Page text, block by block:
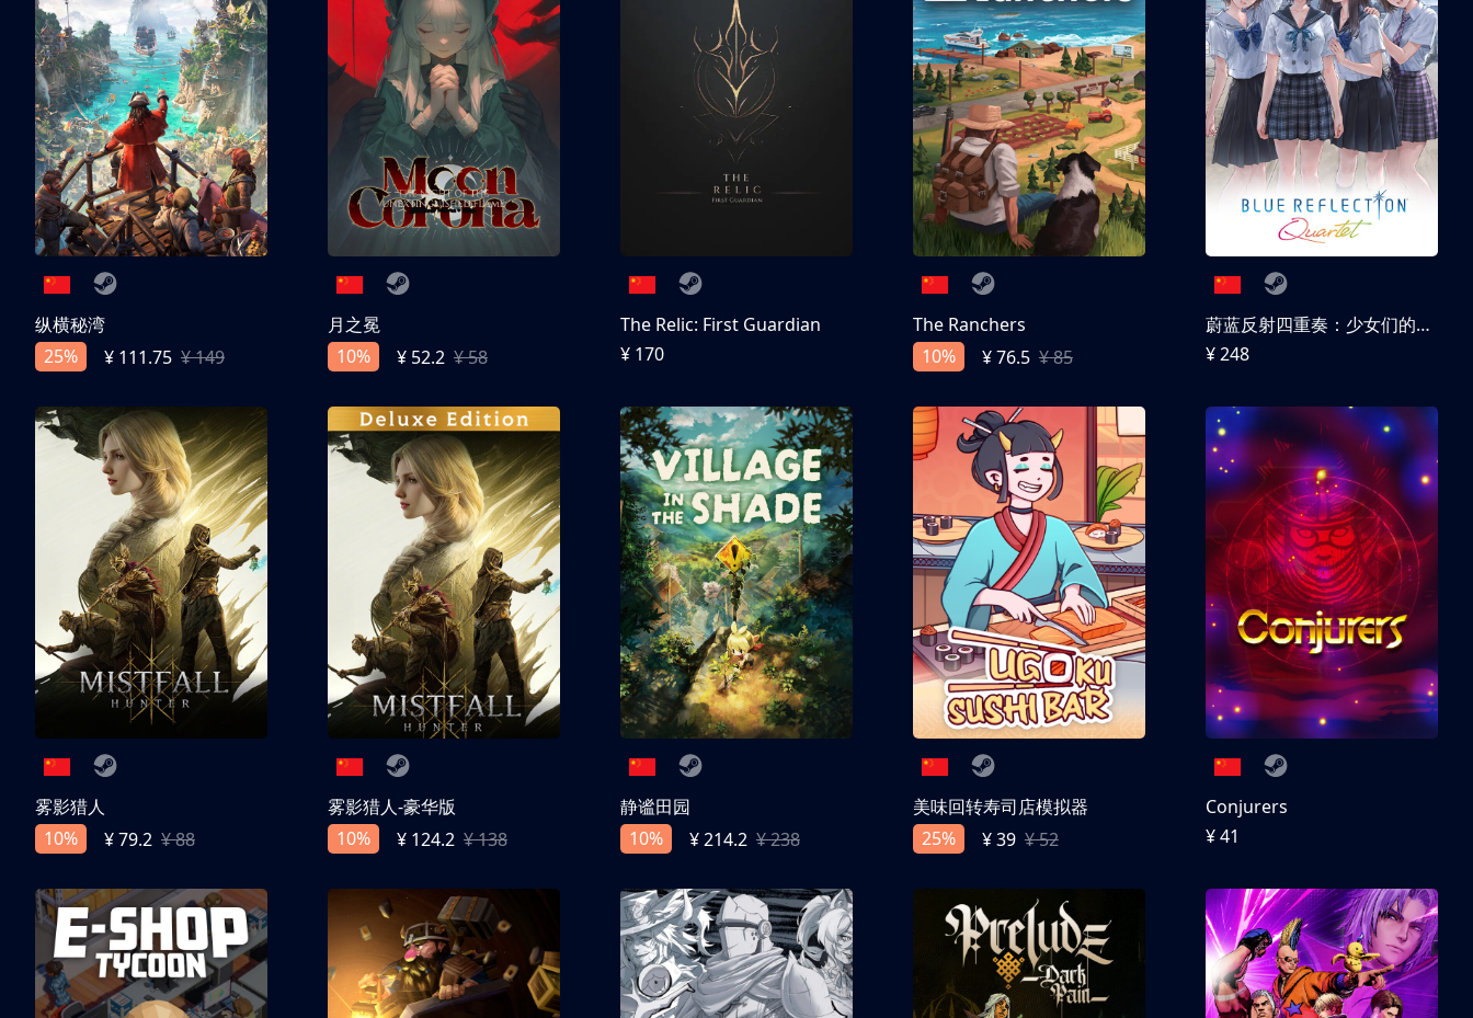
纵横秘湾
25%
¥ 111.75 ¥ 149
月之冕
10%
¥ 52.2 ¥ 58
The Relic: First Guardian
¥ 170
The Ranchers
10%
¥ 76.5 ¥ 85
蔚蓝反射四重奏：少女们的奇迹
¥ 248
雾影猎人
10%
¥ 79.2 ¥ 88
雾影猎人-豪华版
10%
¥ 124.2 ¥ 138
静谧田园
10%
¥ 214.2 ¥ 238
美味回转寿司店模拟器
25%
¥ 39 ¥ 52
Conjurers
¥ 41